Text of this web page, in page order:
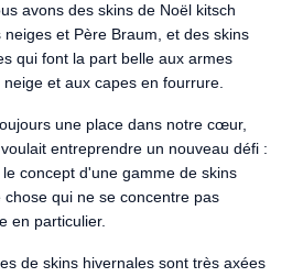
avons des skins de Noël kitsch
et Père Braum, et des skins
qui font la part belle aux armes
et aux capes en fourrure.
une place dans notre cœur,
entreprendre un nouveau défi :
concept d'une gamme de skins
qui ne se concentre pas
en particulier.
de skins hivernales sont très axées